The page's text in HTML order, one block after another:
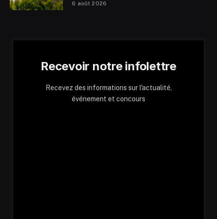
6 août 2026
Recevoir notre infolettre
Recevez des informations sur l'actualité,
événement et concours